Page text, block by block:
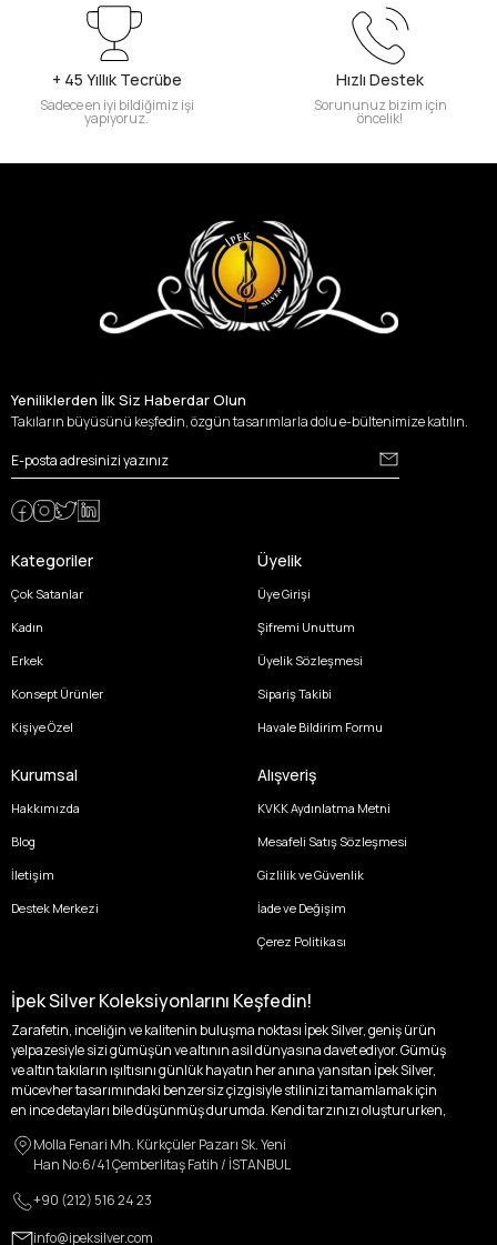
+ 45 Yıllık Tecrübe
Sadece en iyi bildiğimiz işi
yapıyoruz.
Hızlı Destek
Sorununuz bizim için
öncelik!
Yeniliklerden İlk Siz Haberdar Olun
Takıların büyüsünü keşfedin, özgün tasarımlarla dolu e-bültenimize katılın.
Kategoriler
Çok Satanlar
Kadın
Erkek
Konsept Ürünler
Kişiye Özel
Üyelik
Üye Girişi
Şifremi Unuttum
Üyelik Sözleşmesi
Sipariş Takibi
Havale Bildirim Formu
Kurumsal
Hakkımızda
Blog
İletişim
Destek Merkezi
Alışveriş
KVKK Aydınlatma Metni
Mesafeli Satış Sözleşmesi
Gizlilik ve Güvenlik
İade ve Değişim
Çerez Politikası
İpek Silver Koleksiyonlarını Keşfedin!
Zarafetin, inceliğin ve kalitenin buluşma noktası İpek Silver, geniş ürün
yelpazesiyle sizi gümüşün ve altının asil dünyasına davet ediyor. Gümüş
ve altın takıların ışıltısını günlük hayatın her anına yansıtan İpek Silver,
mücevher tasarımındaki benzersiz çizgisiyle stilinizi tamamlamak için
en ince detayları bile düşünmüş durumda. Kendi tarzınızı oluştururken,
özgünlüğünüzü ön plana çıkaracak tasarımlarımızla tanışın.
İpek Silver’da her bir parça, sizin benzersiz hikayenizi anlatıyor. İster
kendinizi ifade etmek için özel bir parça arayışında olun, ister
sevdiklerinize unutulmaz bir hediye vermek isteyin, her zevke ve her anı
Molla Fenari Mh. Kürkçüler Pazarı Sk. Yeni
Han No:6/41 Çemberlitaş Fatih / İSTANBUL
+90 (212) 516 24 23
info@ipeksilver.com